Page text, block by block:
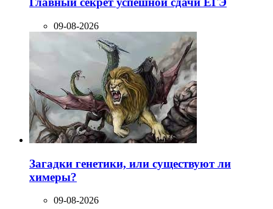
09-08-2026
Загадки генетики, или существуют ли
химеры?
09-08-2026